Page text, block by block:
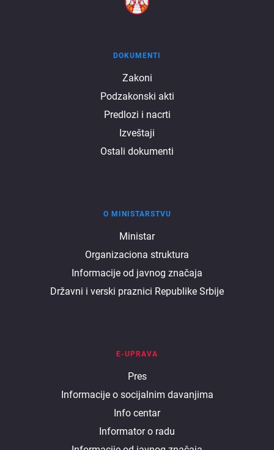
DOKUMENTI
Zakoni
Podzakonski akti
Predlozi i nacrti
Izveštaji
Ostali dokumenti
ministarstvu
O MINISTARSTVU
Ministar
Organizaciona struktura
Informacije od javnog značaja
Državni i verski praznici Republike Srbije
E-UPRAVA
Pres
Informacije o socijalnim davanjima
Info centar
Informator o radu